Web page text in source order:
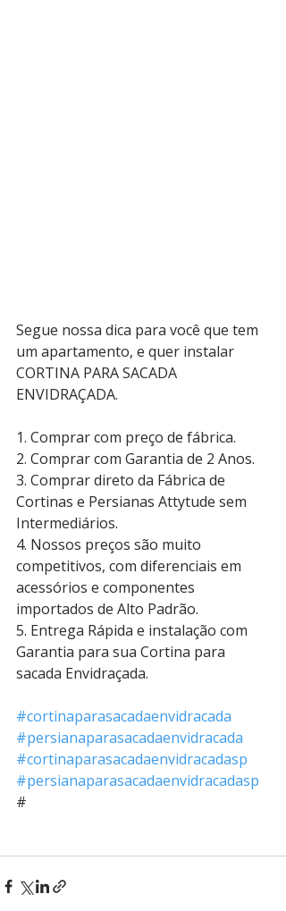
Segue nossa dica para você que tem
um apartamento, e quer instalar
CORTINA PARA SACADA
ENVIDRAÇADA.
1. Comprar com preço de fábrica.
2. Comprar com Garantia de 2 Anos.
3. Comprar direto da Fábrica de
Cortinas e Persianas Attytude sem
Intermediários.
4. Nossos preços são muito
competitivos, com diferenciais em
acessórios e componentes
importados de Alto Padrão.
5. Entrega Rápida e instalação com
Garantia para sua Cortina para
sacada Envidraçada.
#cortinaparasacadaenvidracada
#persianaparasacadaenvidracada
#cortinaparasacadaenvidracadasp
#persianaparasacadaenvidracadasp
#